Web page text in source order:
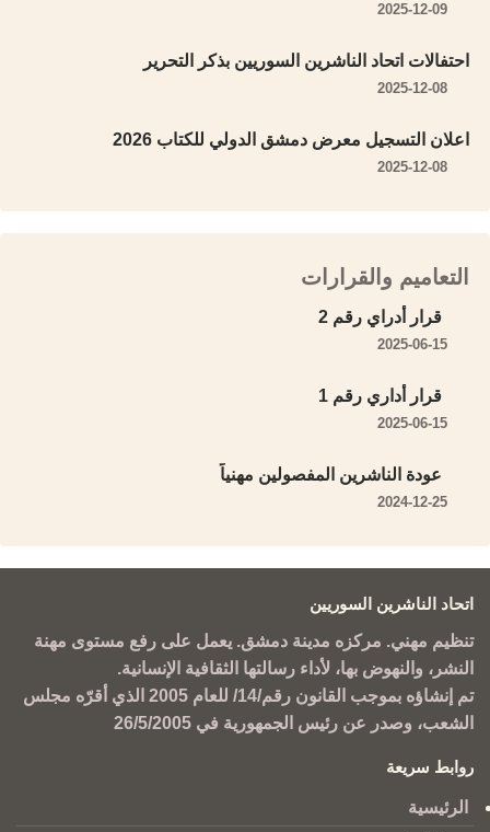
2025-12-09
احتفالات اتحاد الناشرين السوريين بذكر التحرير
2025-12-08
اعلان التسجيل معرض دمشق الدولي للكتاب 2026
2025-12-08
التعاميم والقرارات
قرار أدراي رقم 2
2025-06-15
قرار أداري رقم 1
2025-06-15
عودة الناشرين المفصولين مهنياً
2024-12-25
اتحاد الناشرين السوريين
تنظيم مهني. مركزه مدينة دمشق. يعمل على رفع مستوى مهنة
النشر، والنهوض بها، لأداء رسالتها الثقافية الإنسانية.
تم إنشاؤه بموجب القانون رقم/14/ للعام 2005 الذي أقرّه مجلس
الشعب، وصدر عن رئيس الجمهورية في 26/5/2005
روابط سريعة
الرئيسية